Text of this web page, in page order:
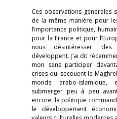
Ces observations générales
de la même manière pour
l’importance politique,
pour la France et pour
nous désintéresser
développent. J’ai dit
mon sens participer
crises qui secouent le
monde arabo-
submerger peu à peu
encore, la politique
le développement